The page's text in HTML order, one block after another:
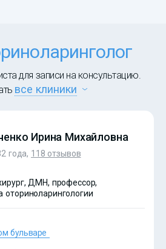
для записи на консультацию.
все клиники
Ирина Михайловна
года, 118 отзывов
ДМН, профессор,
оториноларингологии
бульваре